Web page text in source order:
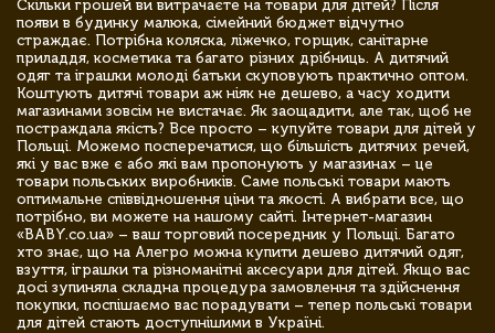
Скільки грошей ви витрачаєте на товари для дітей? Після
появи в будинку малюка, сімейний бюджет відчутно
страждає. Потрібна коляска, ліжечко, горщик, санітарне
приладдя, косметика та багато різних дрібниць. А дитячий
одяг та іграшки молоді батьки скуповують практично оптом.
Коштують дитячі товари аж ніяк не дешево, а часу ходити
магазинами зовсім не вистачає. Як заощадити, але так, щоб не
постраждала якість? Все просто – купуйте товари для дітей у
Польщі. Можемо посперечатися, що більшість дитячих речей,
які у вас вже є або які вам пропонують у магазинах – це
товари польських виробників. Саме польські товари мають
оптимальне співвідношення ціни та якості. А вибрати все, що
потрібно, ви можете на нашому сайті. Інтернет-магазин
«BABY.co.ua» – ваш торговий посередник у Польщі. Багато
хто знає, що на Алегро можна купити дешево дитячий одяг,
взуття, іграшки та різноманітні аксесуари для дітей. Якщо вас
досі зупиняла складна процедура замовлення та здійснення
покупки, поспішаємо вас порадувати – тепер польські товари
для дітей стають доступнішими в Україні.